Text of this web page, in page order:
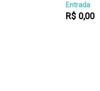
Entrada
R$ 0,00